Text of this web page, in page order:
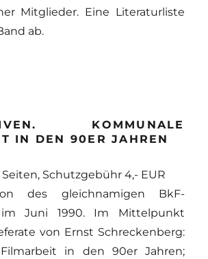
Mitglieder. Eine Literaturliste
ab.
KOMMUNALE
IN DEN 90ER JAHREN
Schutzgebühr 4,- EUR
des gleichnamigen BkF-
im Juni 1990. Im Mittelpunkt
von Ernst Schreckenberg:
in den 90er Jahren;